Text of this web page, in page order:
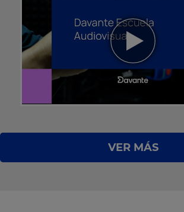
VER MÁS